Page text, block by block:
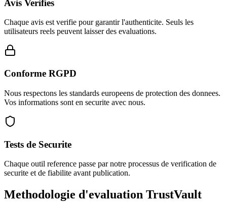
Avis Verifies
Chaque avis est verifie pour garantir l'authenticite. Seuls les
utilisateurs reels peuvent laisser des evaluations.
Conforme RGPD
Nous respectons les standards europeens de protection des donnees.
Vos informations sont en securite avec nous.
Tests de Securite
Chaque outil reference passe par notre processus de verification de
securite et de fiabilite avant publication.
Methodologie d'evaluation TrustVault